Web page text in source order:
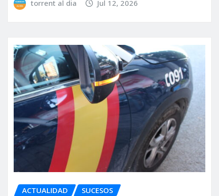
torrent al dia Jul 12, 2026
ACTUALIDAD SUCESOS